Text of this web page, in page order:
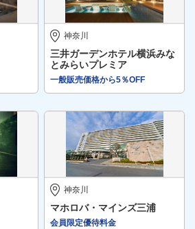
神奈川
三井ガーデンホテル横浜みな
とみらいプレミア
一般販売価格から5％OFF
神奈川
マホロバ・マインズ三浦
会員限定優待料金